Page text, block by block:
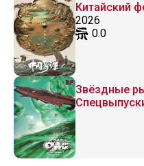
Китайский
2026
0.0
Звёздные